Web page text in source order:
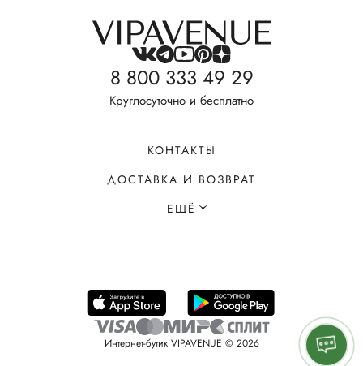
8 800 333 49 29
Круглосуточно и бесплатно
КОНТАКТЫ
ДОСТАВКА И ВОЗВРАТ
ЕЩЁ
Интернет-бутик VIPAVENUE © 2026